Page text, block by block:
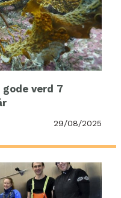
gode verd 7
29/08/2025